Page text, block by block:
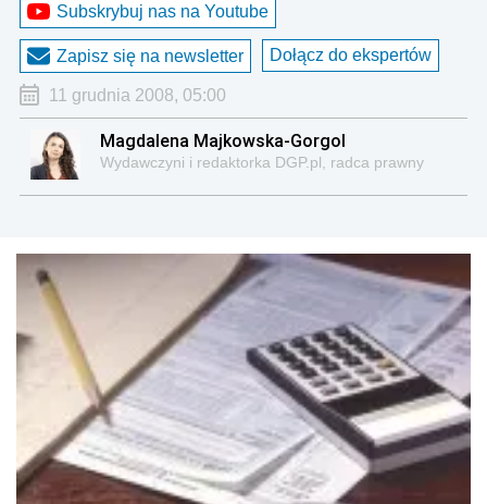
Subskrybuj nas na Youtube
Zapisz się na newsletter Dołącz do ekspertów
11 grudnia 2008, 05:00
Magdalena Majkowska-Gorgol
Wydawczyni i redaktorka DGP.pl, radca prawny